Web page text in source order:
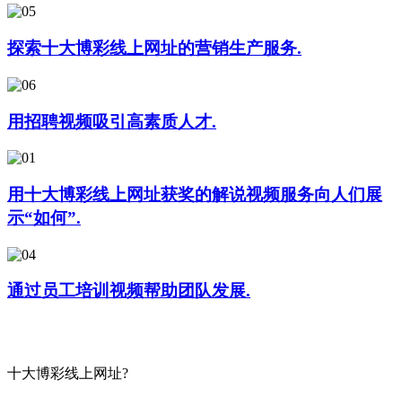
探索十大博彩线上网址的营销生产服务.
用招聘视频吸引高素质人才.
用十大博彩线上网址获奖的解说视频服务向人们展
示“如何”.
通过员工培训视频帮助团队发展.
十大博彩线上网址?